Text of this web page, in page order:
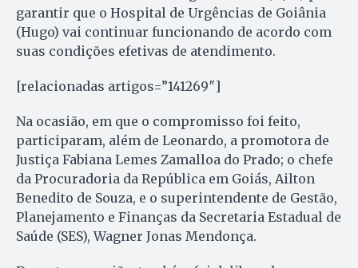
garantir que o Hospital de Urgências de Goiânia
(Hugo) vai continuar funcionando de acordo com
suas condições efetivas de atendimento.
[relacionadas artigos=”141269″]
Na ocasião, em que o compromisso foi feito,
participaram, além de Leonardo, a promotora de
Justiça Fabiana Lemes Zamalloa do Prado; o chefe
da Procuradoria da República em Goiás, Ailton
Benedito de Souza, e o superintendente de Gestão,
Planejamento e Finanças da Secretaria Estadual de
Saúde (SES), Wagner Jonas Mendonça.